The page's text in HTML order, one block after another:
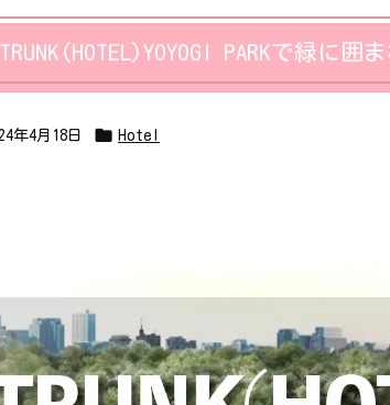
PARKで緑に囲
年4月18日  Hotel